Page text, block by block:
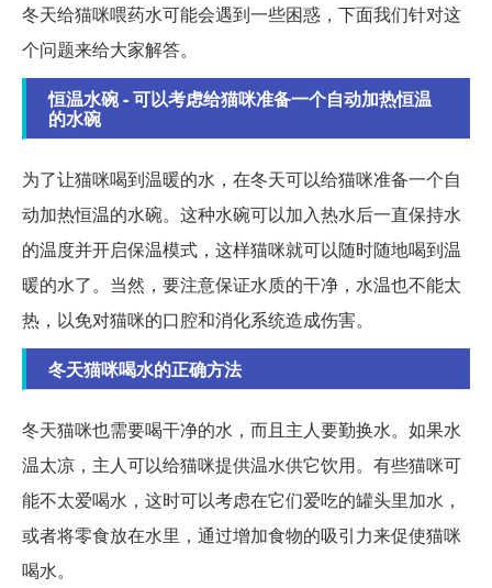
冬天给猫咪喂药水可能会遇到一些困惑，下面我们针对这
个问题来给大家解答。
恒温水碗 - 可以考虑给猫咪准备一个自动加热恒温
的水碗
为了让猫咪喝到温暖的水，在冬天可以给猫咪准备一个自
动加热恒温的水碗。这种水碗可以加入热水后一直保持水
的温度并开启保温模式，这样猫咪就可以随时随地喝到温
暖的水了。当然，要注意保证水质的干净，水温也不能太
热，以免对猫咪的口腔和消化系统造成伤害。
冬天猫咪喝水的正确方法
冬天猫咪也需要喝干净的水，而且主人要勤换水。如果水
温太凉，主人可以给猫咪提供温水供它饮用。有些猫咪可
能不太爱喝水，这时可以考虑在它们爱吃的罐头里加水，
或者将零食放在水里，通过增加食物的吸引力来促使猫咪
喝水。